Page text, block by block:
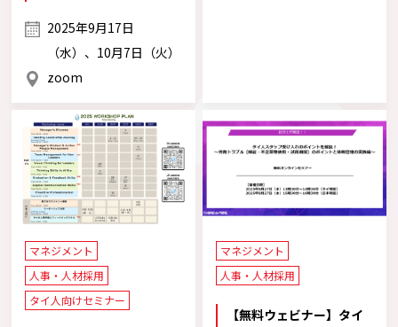
2025年9月17日
（水）、10月7日（火）
zoom
マネジメント
人事・人材採用
タイ人向けセミナー
マネジメント
人事・人材採用
【無料ウェビナー】タイ